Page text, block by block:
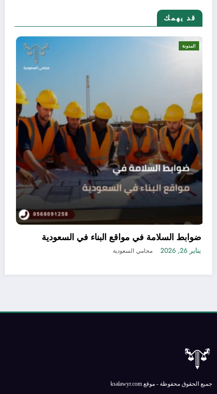
قد يهمك
المدونة
ضوابط
منتجات التجميل في السعودية بدون